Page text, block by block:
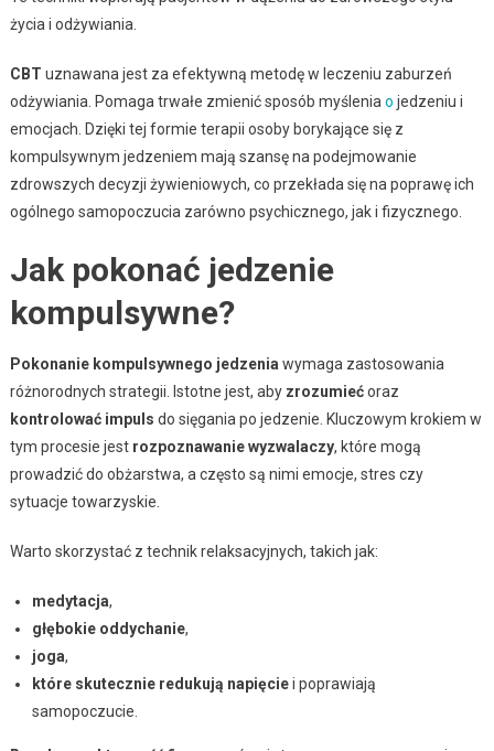
życia i odżywiania.
CBT uznawana jest za efektywną metodę w leczeniu zaburzeń
odżywiania. Pomaga trwałe zmienić sposób myślenia o jedzeniu i
emocjach. Dzięki tej formie terapii osoby borykające się z
kompulsywnym jedzeniem mają szansę na podejmowanie
zdrowszych decyzji żywieniowych, co przekłada się na poprawę ich
ogólnego samopoczucia zarówno psychicznego, jak i fizycznego.
Jak pokonać jedzenie
kompulsywne?
Pokonanie kompulsywnego jedzenia wymaga zastosowania
różnorodnych strategii. Istotne jest, aby zrozumiećoraz
kontrolować impuls do sięgania po jedzenie. Kluczowym krokiem w
tym procesie jest rozpoznawanie wyzwalaczy, które mogą
prowadzić do obżarstwa, a często są nimi emocje, stres czy
sytuacje towarzyskie.
Warto skorzystać z technik relaksacyjnych, takich jak:
medytacja,
głębokie oddychanie,
joga,
które skutecznie redukują napięciei poprawiają
samopoczucie.